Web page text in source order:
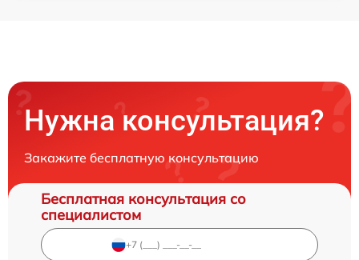
Нужна консультация?
Закажите бесплатную консультацию
Бесплатная консультация со
специалистом